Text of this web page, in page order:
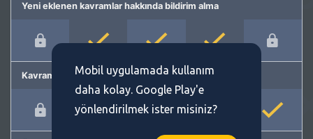
Yeni eklenen kavramlar hakkında bildirim alma
Kavram önermeMobil uygulamada kullanım
daha kolay. Google Play'e
yönlendirilmek ister misiniz?